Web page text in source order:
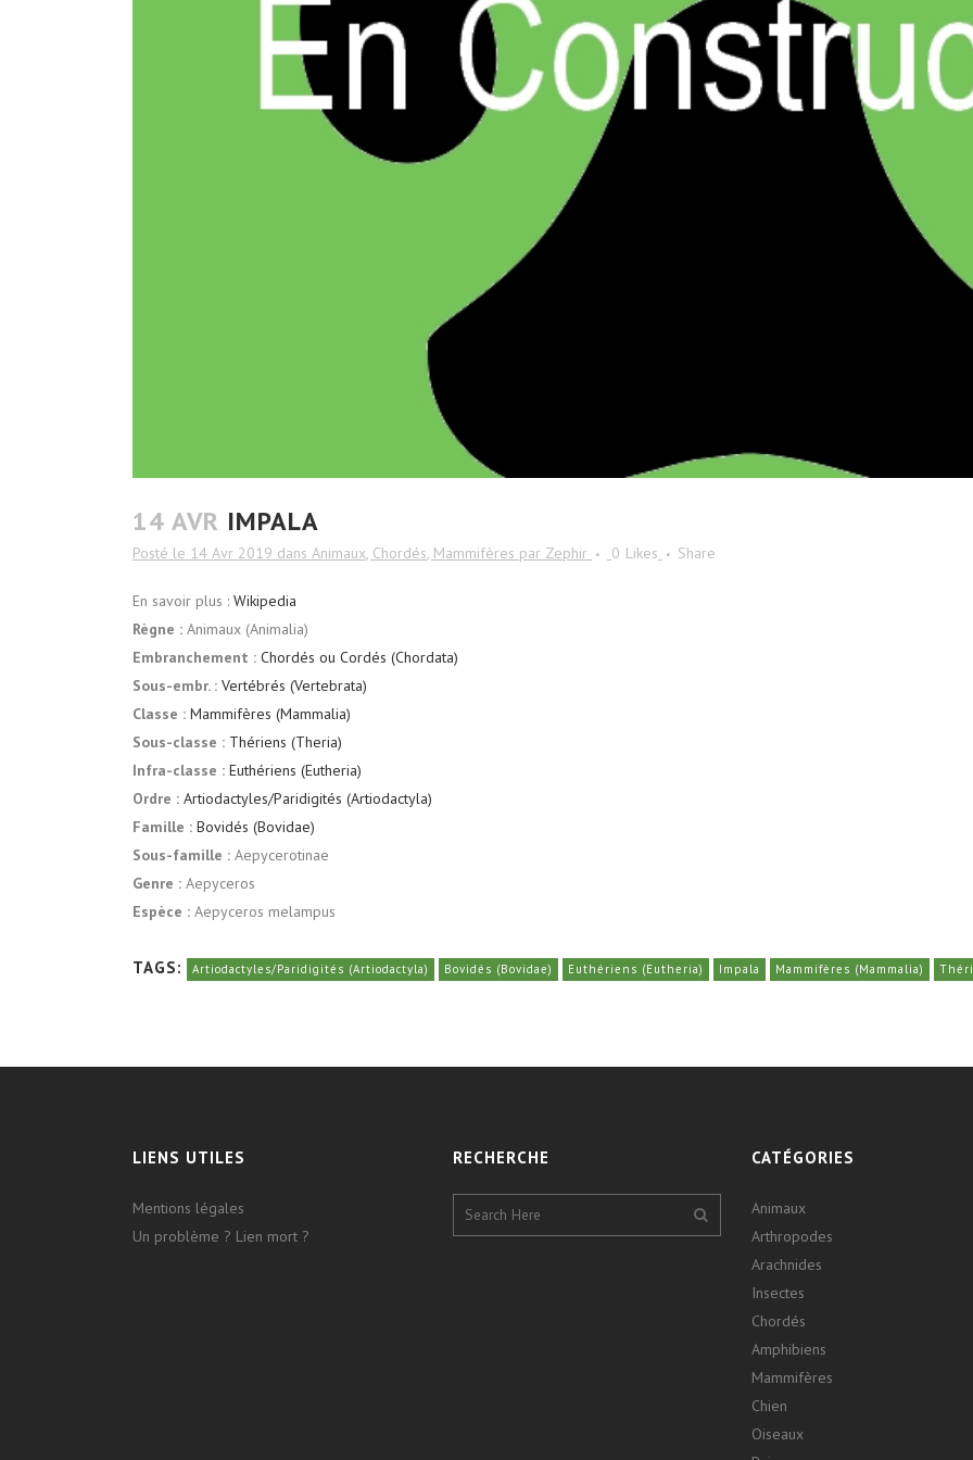
14 AVR IMPALA
Posté le 14 Avr 2019 dans Animaux, Chordés, Mammifères par Zephir 0 Likes Share
En savoir plus : Wikipedia
Règne : Animaux (Animalia)
Embranchement : Chordés ou Cordés (Chordata)
Sous-embr. : Vertébrés (Vertebrata)
Classe : Mammifères (Mammalia)
Sous-classe : Thériens (Theria)
Infra-classe : Euthériens (Eutheria)
Ordre : Artiodactyles/Paridigités (Artiodactyla)
Famille : Bovidés (Bovidae)
Sous-famille : Aepycerotinae
Genre : Aepyceros
Espèce : Aepyceros melampus
TAGS: Artiodactyles/Paridigités (Artiodactyla) Bovidés (Bovidae) Euthériens (Eutheria) Impala Mammifères (Mammalia)
LIENS UTILES
Mentions légales
Un problème ? Lien mort ?
RECHERCHE CATÉGORIES
Animaux
Arthropodes
Arachnides
Insectes
Chordés
Amphibiens
Mammifères
Chien
Oiseaux